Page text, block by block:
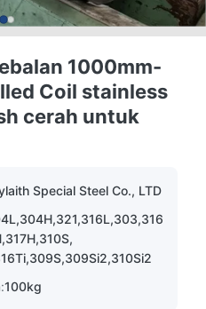
1000mm-
Coil stainless
cerah untuk
Special Steel Co., LTD
100kg